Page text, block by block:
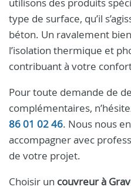
type de surface, qu’il
béton. Un ravalement
l’isolation thermique et
contribuant à votre
Pour toute demande de
complémentaires,
86 01 02 46. Nous nous
accompagner avec
de votre projet.
Choisir un couvreur à